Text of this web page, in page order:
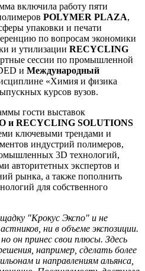
включила работу пяти
POLYMER PLAZA,
упаковки и печати
по вопросам экономики
и утилизации RECYCLING
сессии по промышленной
и Международный
«Химия и физика
курсов вузов.
гости выставок
и RECYCLING SOLUTIONS
ключевыми трендами и
индустрий полимеров,
3D технологий,
авторитетных экспертов и
рынка, а также пополнить
для собственного
"Крокус Экспо" и не
ни в объеме экспозиции.
он принес свои плюсы. Здесь
например, сделать более
и направлениям альянса,